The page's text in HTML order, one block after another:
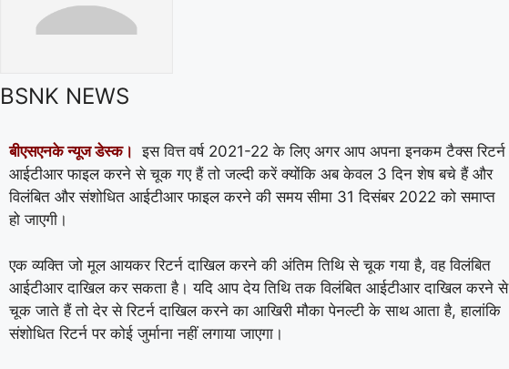
BSNK NEWS
बीएसएनके न्यूज डेस्क। इस वित्त वर्ष 2021-22 के लिए अगर आप अपना इनकम टैक्स रिटर्न
आईटीआर फाइल करने से चूक गए हैं तो जल्दी करें क्योंकि अब केवल 3 दिन शेष बचे हैं और
विलंबित और संशोधित आईटीआर फाइल करने की समय सीमा 31 दिसंबर 2022 को समाप्त
हो जाएगी।
एक व्यक्ति जो मूल आयकर रिटर्न दाखिल करने की अंतिम तिथि से चूक गया है, वह विलंबित
आईटीआर दाखिल कर सकता है। यदि आप देय तिथि तक विलंबित आईटीआर दाखिल करने से
चूक जाते हैं तो देर से रिटर्न दाखिल करने का आखिरी मौका पेनल्टी के साथ आता है, हालांकि
संशोधित रिटर्न पर कोई जुर्माना नहीं लगाया जाएगा।